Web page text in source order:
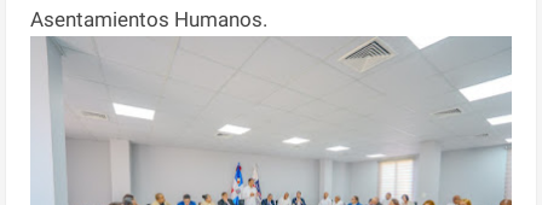
Asentamientos Humanos.